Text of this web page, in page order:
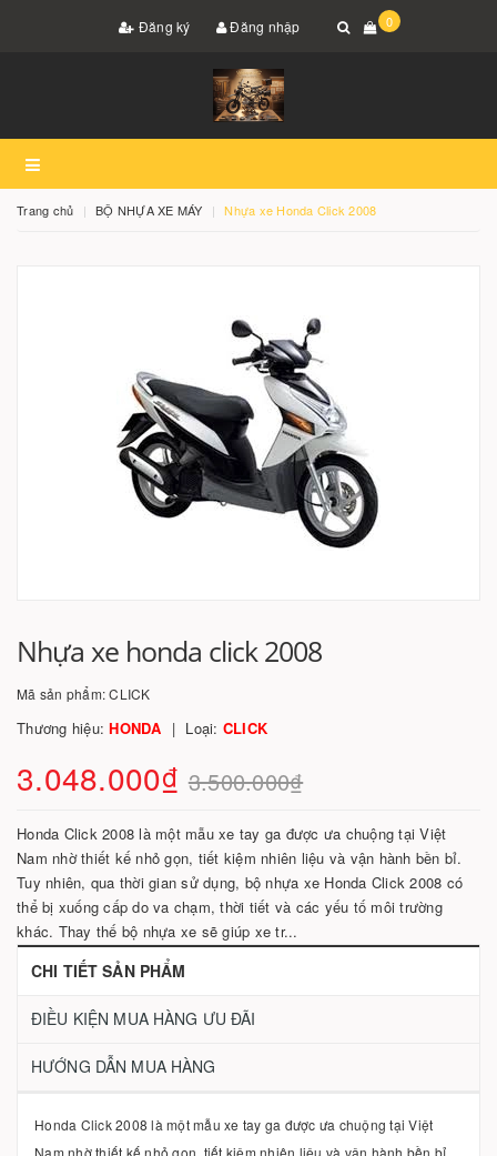
Đăng ký Đăng nhập 0
Trang chủ BỘ NHỰA XE MÁY Nhựa xe Honda Click 2008
Nhựa xe honda click 2008
Mã sản phẩm:CLICK
Thương hiệu:HONDA Loại: CLICK
3.048.000₫ 3.500.000₫
Honda Click 2008 là một mẫu xe tay ga được ưa chuộng tại Việt
Nam nhờ thiết kế nhỏ gọn, tiết kiệm nhiên liệu và vận hành bền bỉ.
Tuy nhiên, qua thời gian sử dụng, bộ nhựa xe Honda Click 2008 có
thể bị xuống cấp do va chạm, thời tiết và các yếu tố môi trường
khác. Thay thế bộ nhựa xe sẽ giúp xe tr...
CHI TIẾT SẢN PHẨM
ĐIỀU KIỆN MUA HÀNG ƯU ĐÃI
HƯỚNG DẪN MUA HÀNG
Honda Click 2008 là một mẫu xe tay ga được ưa chuộng tại Việt
Nam nhờ thiết kế nhỏ gọn, tiết kiệm nhiên liệu và vận hành bền bỉ.